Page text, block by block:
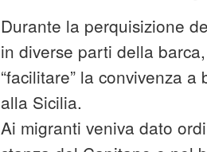
Durante la perquisizione
in diverse parti della
“facilitare” la convivenza
alla Sicilia.
Ai migranti veniva dato